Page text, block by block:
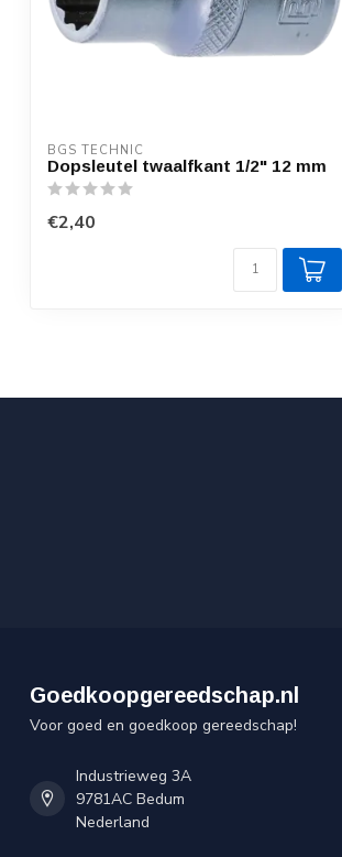
BGS TECHNIC
Dopsleutel twaalfkant 1/2" 12 mm
€2,40
Goedkoopgereedschap.nl
Voor goed en goedkoop gereedschap!
Industrieweg 3A
9781AC Bedum
Nederland